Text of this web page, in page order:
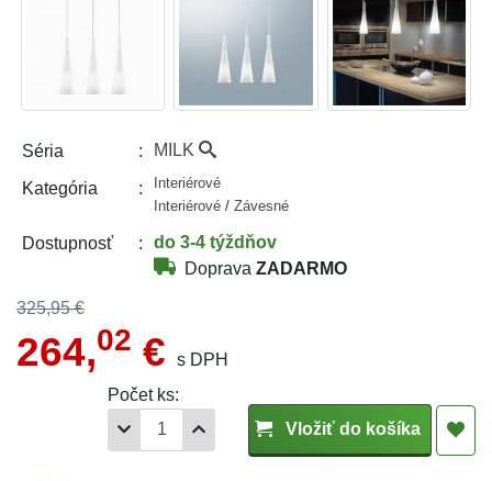
Séria MILK
Kategória
Interiérové
Interiérové / Závesné
Dostupnosť
do 3-4 týždňov
Doprava ZADARMO
325,95 €
264,02 €
s DPH
Počet ks:
Vložiť do košíka